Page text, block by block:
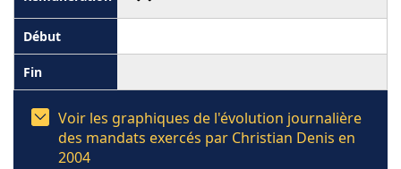
Voir les graphiques de l'évolution journalière
des mandats exercés par Christian Denis en
2004